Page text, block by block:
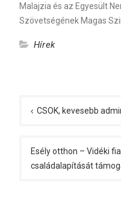
Malajzia és az Egyesült
Szövetségének Magas
Hírek
navigáció
CSOK, kevesebb
Esély otthon – Vidéki
családalapítását